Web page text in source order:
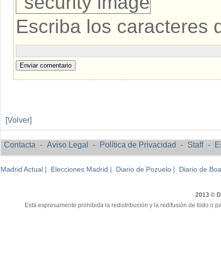
Escriba los caracteres
Enviar comentario
[Volver]
Contacta - Aviso Legal - Política de Privacidad - Staff -
Madrid Actual | Elecciones Madrid | Diario de Pozuelo | Diario de
2013 ©
Está expresamente prohibida la redistribución y la redifusión de todo o